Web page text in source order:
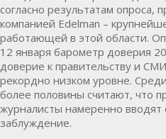
согласно результатам опроса,
компанией Edelman –
работающей в этой области.
12 января барометр доверия
доверие к правительству и
рекордно низком уровне.
более половины считают, что
журналисты намеренно вводят
заблуждение.